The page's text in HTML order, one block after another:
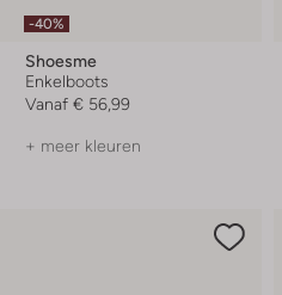
-40%
Shoesme
Enkelboots
Vanaf € 56,99
+ meer kleuren